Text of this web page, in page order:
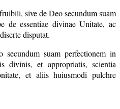
sive de Deo secundum suam
de essentiae divinae Unitate, ac
disputat.
suam perfectionem in
divinis, et appropriatis, scientia
et aliis huiusmodi pulchre